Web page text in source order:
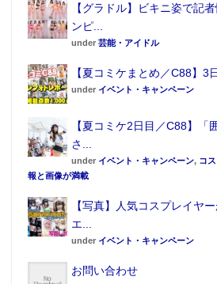
【グラドル】ビキニ姿で記
ンピ...
under 芸能・アイドル
【夏コミケまとめ／C88】3
under イベント・キャンペーン
【夏コミケ2日目／C88】「
さ...
under イベント・キャンペーン, コ
報と画像が満載
【写真】人気コスプレイヤ
エ...
under イベント・キャンペーン
お問い合わせ